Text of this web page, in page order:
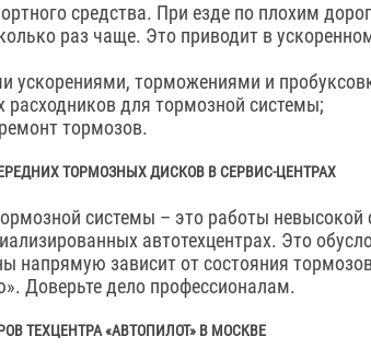
средства. При езде по плохим
раз чаще. Это приводит в
ускорениями, торможениями и
расходников для тормозной системы;
тормозов.
ТОРМОЗНЫХ ДИСКОВ В СЕРВИС-ЦЕНТРАХ
системы – это работы невысокой
автотехцентрах. Это
напрямую зависит от состояния
Доверьте дело профессионалам.
ТЕХЦЕНТРА «АВТОПИЛОТ» В МОСКВЕ